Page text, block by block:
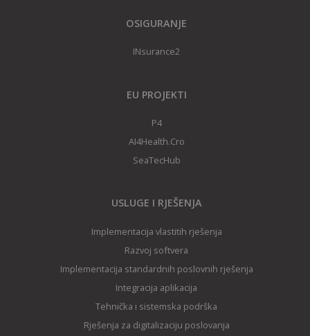
OSIGURANJE
INsurance2
EU PROJEKTI
P4
AI4Health.Cro
SeaTecHub
USLUGE I RJEŠENJA
Implementacija vlastitih rješenja
Razvoj softvera
Implementacija standardnih poslovnih rješenja
Integracija aplikacija
Tehnička i sistemska podrška
Rješenja za digitalizaciju poslovanja